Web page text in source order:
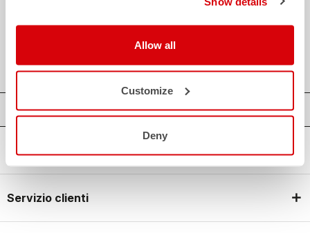
Allow all
Customize
Deny
GARANZIA E QUALITA' CASTELLI
Castelli World
Servizio clienti